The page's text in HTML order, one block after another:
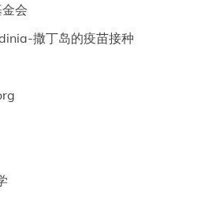
会
撒丁岛的疫苗接种